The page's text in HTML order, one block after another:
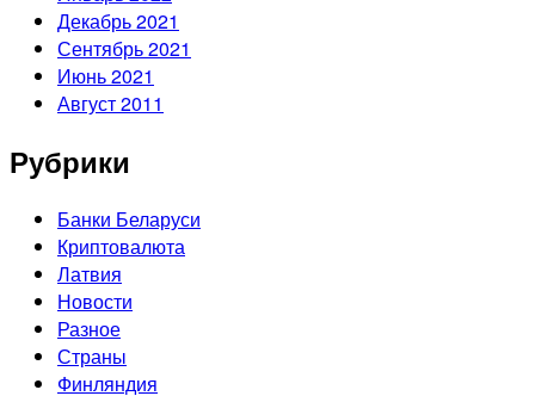
Декабрь 2021
Сентябрь 2021
Июнь 2021
Август 2011
Рубрики
Банки Беларуси
Криптовалюта
Латвия
Новости
Разное
Страны
Финляндия